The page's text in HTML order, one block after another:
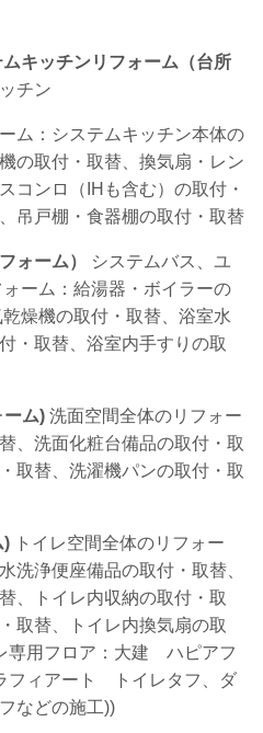
ムキッチンリフォーム（台所
チン
ム：システムキッチン本体の
の取付・取替、換気扇・レン
コンロ（IHも含む）の取付・
吊戸棚・食器棚の取付・取替
ォーム）
システムバス、ユ
ーム：給湯器・ボイラーの
乾燥機の取付・取替、浴室水
・取替、浴室内手すりの取
ーム) 洗面空間全体のリフォー
、洗面化粧台備品の取付・取
取替、洗濯機パンの取付・取
) トイレ空間全体のリフォー
洗浄便座備品の取付・取替、
、トイレ内収納の取付・取
取替、トイレ内換気扇の取
専用フロア：大建 ハピアフ
フィアート トイレタフ、ダ
などの施工))